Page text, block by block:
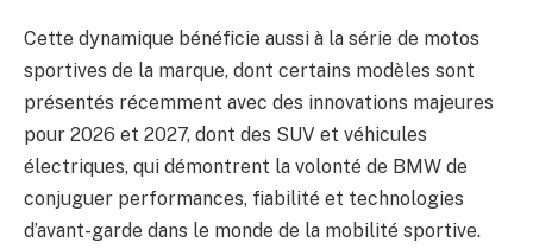
Cette dynamique bénéficie aussi à la série de motos
sportives de la marque, dont certains modèles sont
présentés récemment avec des innovations majeures
pour 2026 et 2027, dont des SUV et véhicules
électriques, qui démontrent la volonté de BMW de
conjuguer performances, fiabilité et technologies
d’avant-garde dans le monde de la mobilité sportive.